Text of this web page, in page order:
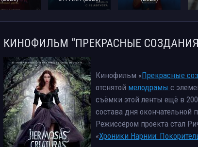
КИНОФИЛЬМ "ПРЕКРАСНЫЕ
Кинофильм «Прекрасные
отснятой мелодрамы с
съёмки этой ленты ещё в
состава дня окончательной
Режиссёром проекта стал
«Хроники Нарнии: